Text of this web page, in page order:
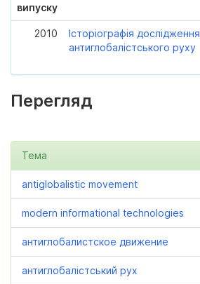
випуску
2010
Історіографія дослідження
антиглобалістського руху
Перегляд
Тема
antiglobalistic movement
modern informational technologies
антиглобалистское движение
антиглобалістський рух